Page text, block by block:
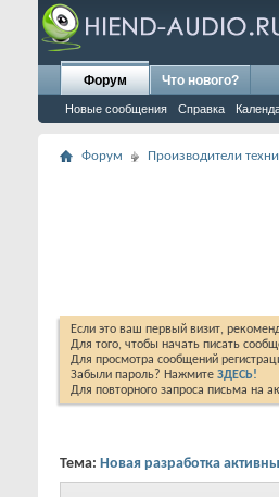
Форум
Новые сообщения Справка
Что нового?
Форум Производители
Если это ваш первый визит,
Для того, чтобы начать писать
Для просмотра сообщений
Забыли пароль? Нажмите ЗДЕСЬ!
Для повторного запроса письма на
Тема: Новая разработка